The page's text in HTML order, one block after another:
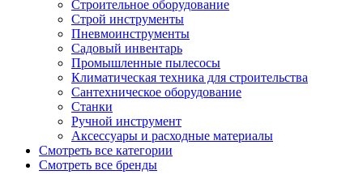
Строительное оборудование
Строй инструменты
Пневмоинструменты
Садовый инвентарь
Промышленные пылесосы
Климатическая техника для строительства
Сантехническое оборудование
Станки
Ручной инструмент
Аксессуары и расходные материалы
Смотреть все категории
Смотреть все бренды